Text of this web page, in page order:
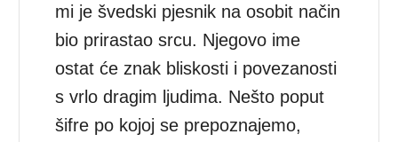
mi je švedski pjesnik na osobit način
bio prirastao srcu. Njegovo ime
ostat će znak bliskosti i povezanosti
s vrlo dragim ljudima. Nešto poput
šifre po kojoj se prepoznajemo,